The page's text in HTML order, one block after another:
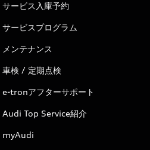
サービス入庫予約
サービスプログラム
メンテナンス
車検 / 定期点検
e-tronアフターサポート
Audi Top Service紹介
myAudi